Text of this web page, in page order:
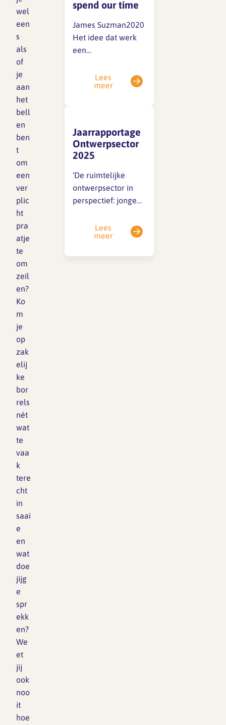
SFA magazine The Human
Factor
Boekentips
Podcasttips
wel
een
s
als
of
je
aan
het
bell
en
ben
t
om
een
ver
plic
ht
pra
atje
te
om
zeil
en?
Ko
m
je
op
zak
elij
ke
bor
rels
nét
wat
te
vaa
k
tere
cht
in
saai
e
en
wat
doe
jijg
e
spr
ekk
en?
We
et
jij
ook
noo
it
hoe
veilige
werkomgeving
waarin
medewerkers
en samenwerken.
innovatie cruciaal…
spend our time
James Suzman2020
Het idee dat werk
een
onderdeel is van
het menselijk leven
waarom werken we
eigenlijk zoveel als
onze verhouding tot
werk door de
geschiedenis heen
Lees
meer
Jaarrapportage
Ontwerpsector
2025
‘De ruimtelijke
ontwerpsector in
perspectief: jonge
beeld’.De
ruimtelijke
Lees
meer